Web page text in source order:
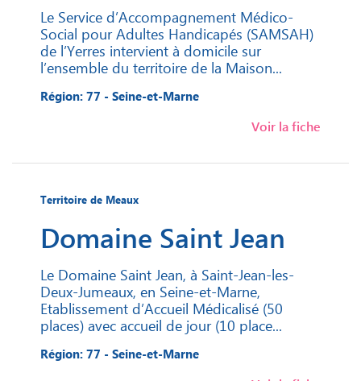
Le Service d’Accompagnement Médico-
Social pour Adultes Handicapés (SAMSAH)
de l’Yerres intervient à domicile sur
l’ensemble du territoire de la Maison...
Région: 77 - Seine-et-Marne
Voir la fiche
Territoire de Meaux
Domaine Saint Jean
Le Domaine Saint Jean, à Saint-Jean-les-
Deux-Jumeaux, en Seine-et-Marne,
Etablissement d’Accueil Médicalisé (50
places) avec accueil de jour (10 place...
Région: 77 - Seine-et-Marne